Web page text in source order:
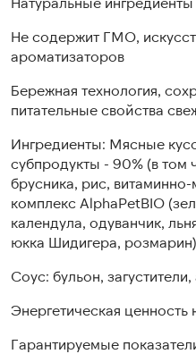
Не содержит ГМО,
ароматизаторов
Бережная технология,
питательные свойства
Ингредиенты: Мясные
субпродукты - 90% (в том
брусника, рис,
комплекс AlphaPetBIO
календула, одуванчик,
юкка Шидигера,
Соус: бульон,
Энергетическая ценность
Гарантируемые